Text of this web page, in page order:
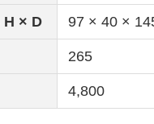
H × D 97 × 40 ×
265
4,800